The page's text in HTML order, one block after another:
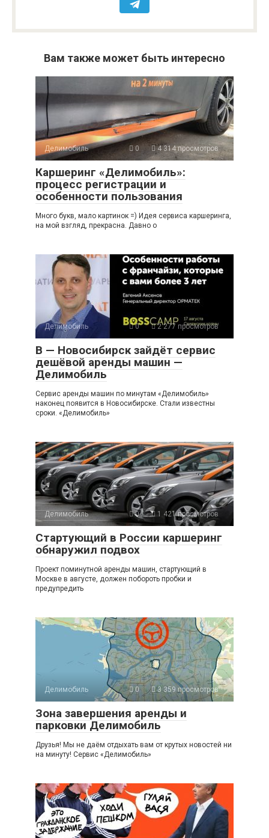
Вам также может быть интересно
Делимобиль 0 4 314 просмотров
Каршеринг «Делимобиль»:
процесс регистрации и
особенности пользования
Много букв, мало картинок =) Идея сервиса каршеринга,
на мой взгляд, прекрасна. Давно о
Делимобиль 0 2 277 просмотров
В — Новосибирск зайдёт сервис
дешёвой аренды машин —
Делимобиль
Сервис аренды машин по минутам «Делимобиль»
наконец появится в Новосибирске. Стали известны
сроки. «Делимобиль»
Делимобиль 0 1 421 просмотров
Стартующий в России каршеринг
обнаружил подвох
Проект поминутной аренды машин, стартующий в
Москве в августе, должен побороть пробки и
предупредить
Делимобиль 0 3 359 просмотров
Зона завершения аренды и
парковки Делимобиль
Друзья! Мы не даём отдыхать вам от крутых новостей ни
на минуту! Сервис «Делимобиль»